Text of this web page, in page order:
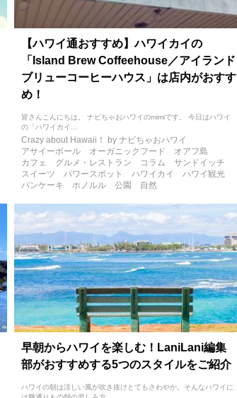
【ハワイ通おすすめ】ハワイカイの
「Island Brew Coffeehouse／アイランド
ブリューコーヒーハウス」は店内がおすす
め！
皆さんこんにちは。 ナビちゃおハワイのmimiです。 今日はハワイ
の「ハワイカイ...
Crazy about Hawaii！ by ナビちゃおハワイ
アサイーボール
オーガニックフード
オアフ島
カフェ
グルメ・レストラン コラム
サンドイッチ
スイーツ
パワースポット ハワイカイ
ハワイ観光
パンケーキ
ホノルル 公園 自然
早朝からハワイを楽しむ！LaniLani編集
部がおすすめする5つのスタイルをご紹介
ハワイの朝は涼しい風が吹き抜けとてもさわやか。そんなハワイに